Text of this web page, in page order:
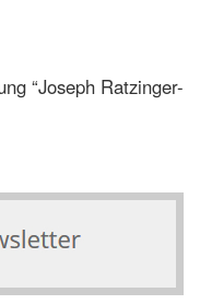
“Joseph Ratzinger-